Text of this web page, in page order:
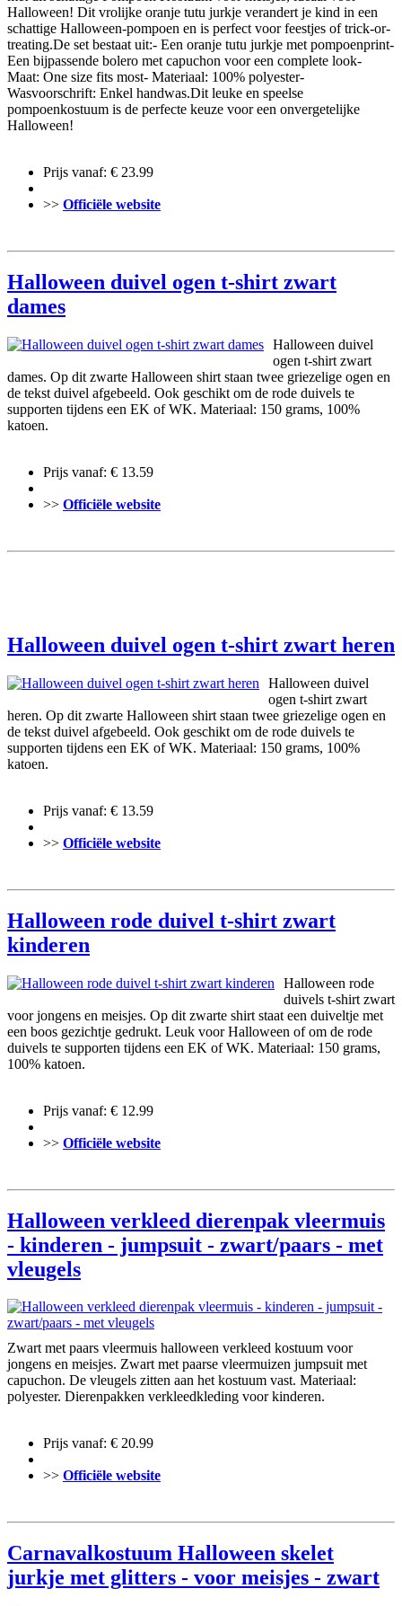
Halloween! Dit vrolijke oranje tutu jurkje verandert je kind in een
schattige Halloween-pompoen en is perfect voor feestjes of trick-or-
treating.De set bestaat uit:- Een oranje tutu jurkje met pompoenprint-
Een bijpassende bolero met capuchon voor een complete look-
Maat: One size fits most- Materiaal: 100% polyester-
Wasvoorschrift: Enkel handwas.Dit leuke en speelse
pompoenkostuum is de perfecte keuze voor een onvergetelijke
Halloween!
Prijs vanaf: € 23.99
>> Officiële website
Halloween duivel ogen t-shirt zwart
dames
Halloween duivel
ogen t-shirt zwart
dames. Op dit zwarte Halloween shirt staan twee griezelige ogen en
de tekst duivel afgebeeld. Ook geschikt om de rode duivels te
supporten tijdens een EK of WK. Materiaal: 150 grams, 100%
katoen.
Prijs vanaf: € 13.59
>> Officiële website
Halloween duivel ogen t-shirt zwart heren
Halloween duivel
ogen t-shirt zwart
heren. Op dit zwarte Halloween shirt staan twee griezelige ogen en
de tekst duivel afgebeeld. Ook geschikt om de rode duivels te
supporten tijdens een EK of WK. Materiaal: 150 grams, 100%
katoen.
Prijs vanaf: € 13.59
>> Officiële website
Halloween rode duivel t-shirt zwart
kinderen
Halloween rode
duivels t-shirt zwart
voor jongens en meisjes. Op dit zwarte shirt staat een duiveltje met
een boos gezichtje gedrukt. Leuk voor Halloween of om de rode
duivels te supporten tijdens een EK of WK. Materiaal: 150 grams,
100% katoen.
Prijs vanaf: € 12.99
>> Officiële website
Halloween verkleed dierenpak vleermuis
- kinderen - jumpsuit - zwart/paars - met
vleugels
Zwart met paars vleermuis halloween verkleed kostuum voor
jongens en meisjes. Zwart met paarse vleermuizen jumpsuit met
capuchon. De vleugels zitten aan het kostuum vast. Materiaal:
polyester. Dierenpakken verkleedkleding voor kinderen.
Prijs vanaf: € 20.99
>> Officiële website
Carnavalkostuum Halloween skelet
jurkje met glitters - voor meisjes - zwart